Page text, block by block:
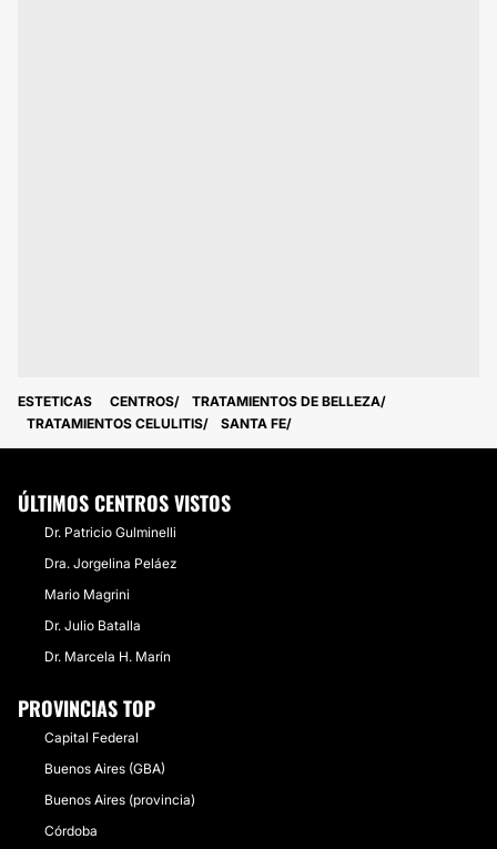
ESTETICAS CENTROS
TRATAMIENTOS DE BELLEZA
TRATAMIENTOS CELULITIS
SANTA FE
ÚLTIMOS CENTROS VISTOS
Dr. Patricio Gulminelli
Dra. Jorgelina Peláez
Mario Magrini
Dr. Julio Batalla
Dr. Marcela H. Marín
PROVINCIAS TOP
Capital Federal
Buenos Aires (GBA)
Buenos Aires (provincia)
Córdoba